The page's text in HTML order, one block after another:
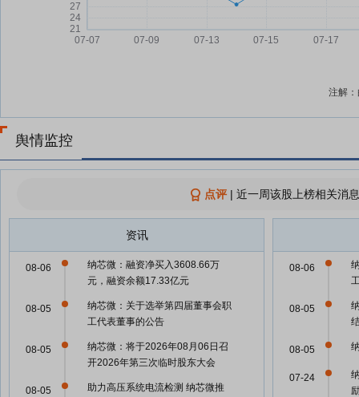
注解
舆情监控
点评| 近一周该股上榜相关消
资讯
纳芯微：融资净买入3608.66万
元，融资余额17.33亿元
08-06
纳芯微：关于选举第四届董事会职
工代表董事的公告
08-05
纳芯微：将于2026年08月06日召
开2026年第三次临时股东大会
08-05
助力高压系统电流检测 纳芯微推
08-05
08-06
08-05
08-05
07-24